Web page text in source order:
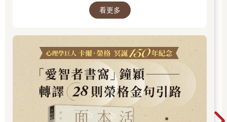
間，你是否忘了真正的自己？文字溫柔卻不逃避
的自己……想知道如何開始這段心靈旅程嗎？
看更多